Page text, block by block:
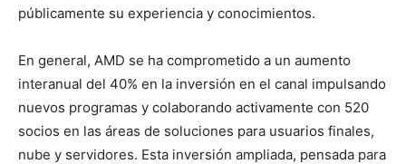
públicamente su experiencia y conocimientos.
En general, AMD se ha comprometido a un aumento
interanual del 40% en la inversión en el canal impulsando
nuevos programas y colaborando activamente con 520
socios en las áreas de soluciones para usuarios finales,
nube y servidores. Esta inversión ampliada, pensada para